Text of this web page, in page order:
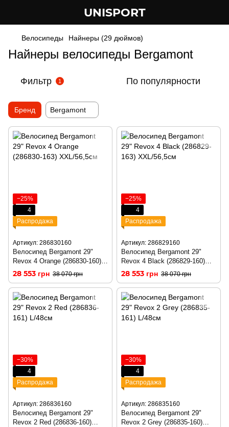
UNISPORT
Велосипеды Найнеры (29 дюймов)
Найнеры велосипеды Bergamont
Фильтр 1 По популярности
Бренд Bergamont
−25%
4
Распродажа
Артикул: 286830160
Велосипед Bergamont 29"
Revox 4 Orange (286830-160)
M/44,5см
28 553 грн 38 070 грн
−25%
4
Распродажа
Артикул: 286829160
Велосипед Bergamont 29"
Revox 4 Black (286829-160)
M/44,5см
28 553 грн 38 070 грн
−30%
4
Распродажа
Артикул: 286836160
Велосипед Bergamont 29"
Revox 2 Red (286836-160)
−30%
4
Распродажа
Артикул: 286835160
Велосипед Bergamont 29"
Revox 2 Grey (286835-160)